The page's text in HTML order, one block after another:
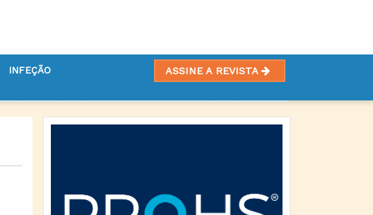
INFEÇÃO
ASSINE A REVISTA